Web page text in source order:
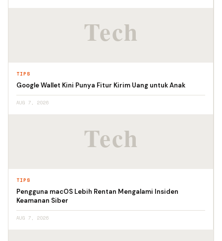
TIPS
Google Wallet Kini Punya Fitur Kirim Uang untuk Anak
AUG 7, 2026
TIPS
Pengguna macOS Lebih Rentan Mengalami Insiden
Keamanan Siber
AUG 7, 2026